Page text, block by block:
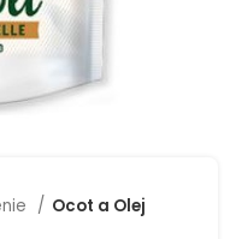
Ocot a Olej